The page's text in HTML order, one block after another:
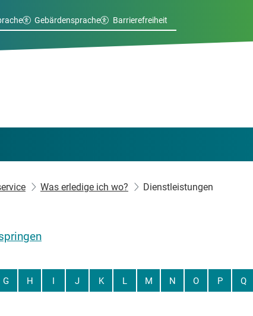
Gebärdensprache Barrierefreiheit
Was erledige ich wo? Dienstleistungen
G H I J K L M N O P Q